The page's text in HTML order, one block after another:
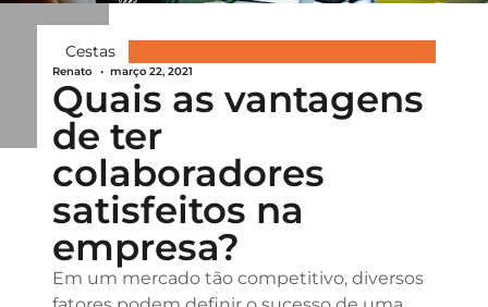
Cestas
Renato • março 22, 2021
Quais as vantagens
de ter
colaboradores
satisfeitos na
empresa?
Em um mercado tão competitivo, diversos